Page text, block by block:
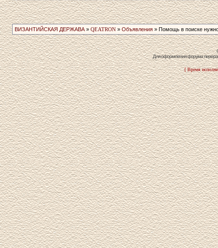
ВИЗАНТИЙСКАЯ ДЕРЖАВА» QEATRON» Объявления» Помощь в поиске
Для оформления форума
[ Время